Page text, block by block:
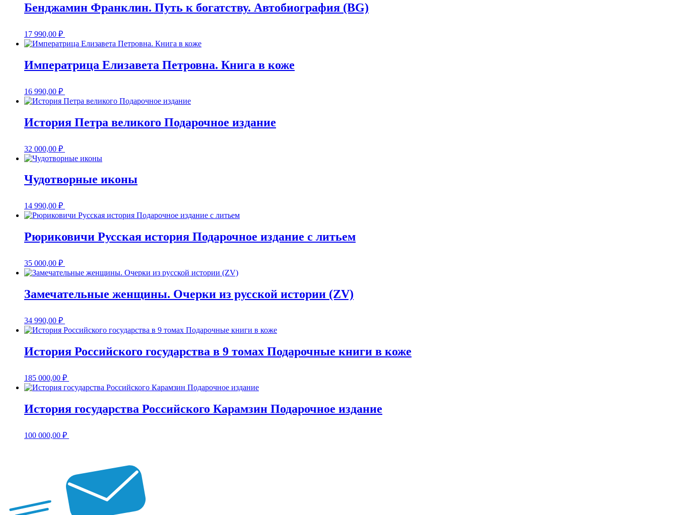
Бенджамин Франклин. Путь к богатству. Автобиография (BG)
17 990,00 ₽
Императрица Елизавета Петровна. Книга в коже
16 990,00 ₽
История Петра великого Подарочное издание
32 000,00 ₽
Чудотворные иконы
14 990,00 ₽
Рюриковичи Русская история Подарочное издание с литьем
35 000,00 ₽
Замечательные женщины. Очерки из русской истории (ZV)
34 990,00 ₽
История Российского государства в 9 томах Подарочные книги в коже
185 000,00 ₽
История государства Российского Карамзин Подарочное издание
100 000,00 ₽